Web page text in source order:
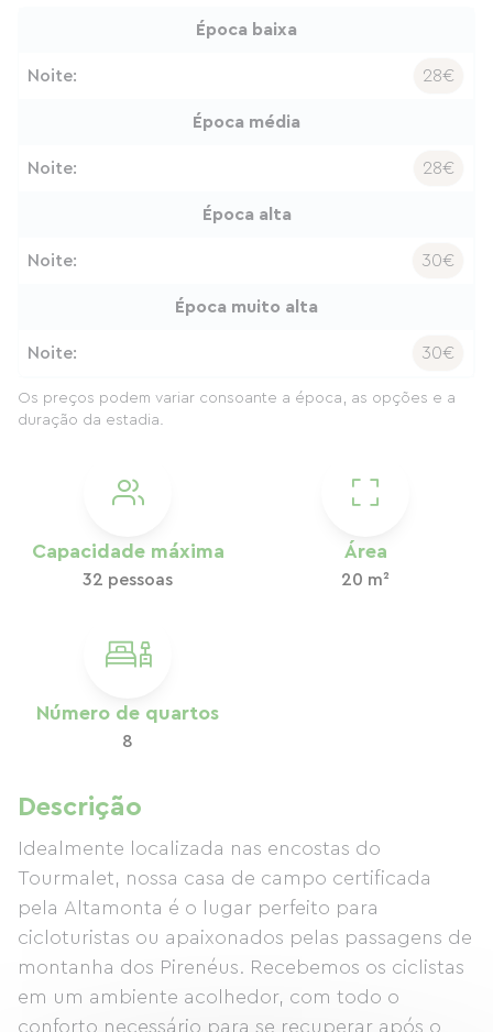
Capacidade máxima
32 pessoas
Área
20 m²
Número de quartos
8
Descrição
Idealmente localizada nas encostas do
Tourmalet, nossa casa de campo certificada
pela Altamonta é o lugar perfeito para
cicloturistas ou apaixonados pelas passagens de
montanha dos Pirenéus. Recebemos os ciclistas
em um ambiente acolhedor, com todo o
conforto necessário para se recuperar após o
Época baixa
Noite: 28€
Época média
Noite: 28€
Época alta
Noite: 30€
Época muito alta
Noite: 30€
Os preços podem variar consoante a época, as opções e a
duração da estadia.